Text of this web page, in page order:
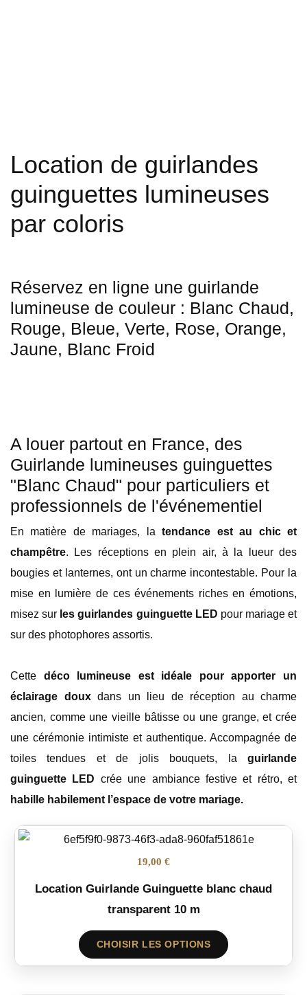
Location de guirlandes
guinguettes lumineuses
par coloris
Réservez en ligne une guirlande
lumineuse de couleur : Blanc Chaud,
Rouge, Bleue, Verte, Rose, Orange,
Jaune, Blanc Froid
A louer partout en France, des
Guirlande lumineuses guinguettes
"Blanc Chaud" pour particuliers et
professionnels de l'événementiel
En matière de mariages, la tendance est au chic et
champêtre. Les réceptions en plein air, à la lueur des
bougies et lanternes, ont un charme incontestable. Pour la
mise en lumière de ces événements riches en émotions,
misez sur les guirlandes guinguette LED pour mariage et
sur des photophores assortis.
Cette déco lumineuse est idéale pour apporter un
éclairage douxdans un lieu de réception au charme
ancien, comme une vieille bâtisse ou une grange, et crée
une cérémonie intimiste et authentique. Accompagnée de
toiles tendues et de jolis bouquets, la guirlande
guinguette LED crée une ambiance festive et rétro, et
habille habilement l’espace de votre mariage.
19,00 €
Location Guirlande Guinguette blanc chaud
transparent 10 m
CHOISIR LES OPTIONS